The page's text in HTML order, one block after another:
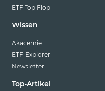
ETF Top Flop
Wissen
Akademie
ETF-Explorer
Newsletter
Top-Artikel